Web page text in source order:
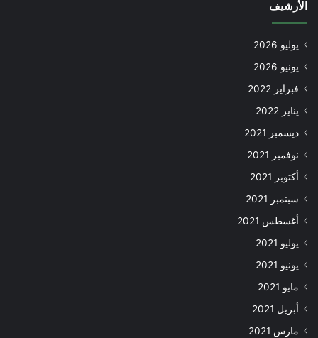
الأرشيف
يوليو 2026
يونيو 2026
فبراير 2022
يناير 2022
ديسمبر 2021
نوفمبر 2021
أكتوبر 2021
سبتمبر 2021
أغسطس 2021
يوليو 2021
يونيو 2021
مايو 2021
أبريل 2021
مارس 2021